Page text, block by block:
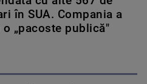
în SUA. Compania a
„pacoste publică"